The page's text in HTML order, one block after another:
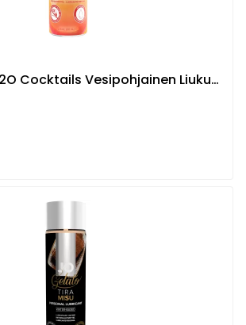
Vesipohjainen Liukuvoide 60 ml